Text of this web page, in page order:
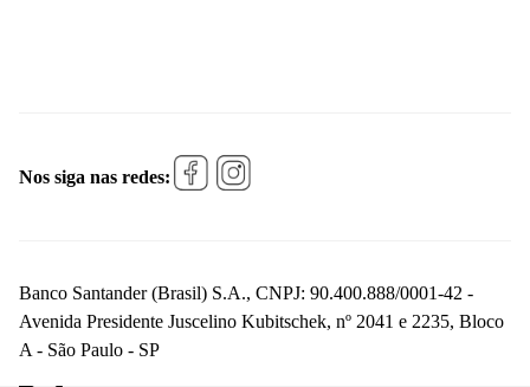
Nos siga nas redes:
Banco Santander (Brasil) S.A., CNPJ: 90.400.888/0001-42 -
Avenida Presidente Juscelino Kubitschek, nº 2041 e 2235, Bloco
A - São Paulo - SP